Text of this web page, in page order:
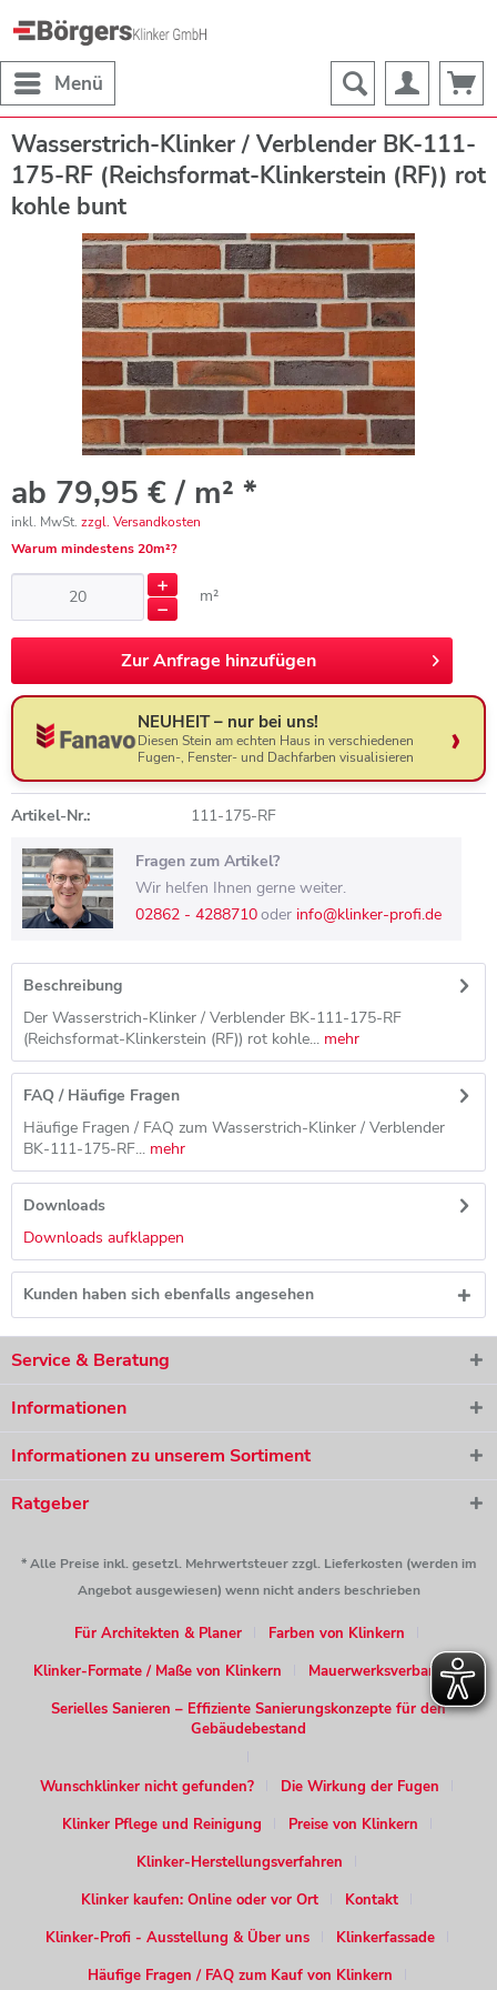
Menü
Wasserstrich-Klinker / Verblender BK-111-
175-RF (Reichsformat-Klinkerstein (RF)) rot
kohle bunt
ab 79,95 € / m² *
inkl. MwSt. zzgl. Versandkosten
Warum mindestens 20m²?
m²
ZurAnfrage hinzufügen
NEUHEIT – nur bei uns!
Diesen Stein am echten Haus in verschiedenen
Fugen-, Fenster- und Dachfarben visualisieren
Artikel-Nr.: 111-175-RF
Fragen zum Artikel?
Wir helfen Ihnen gerne weiter.
02862 - 4288710oder info@klinker-profi.de
Beschreibung
Der Wasserstrich-Klinker / Verblender BK-111-175-RF
(Reichsformat-Klinkerstein (RF)) rot kohle... mehr
FAQ / Häufige Fragen
Häufige Fragen / FAQ zum Wasserstrich-Klinker / Verblender
BK-111-175-RF... mehr
Downloads
Downloads aufklappen
Kunden haben sich ebenfalls angesehen
Service & Beratung
Informationen
Informationen zu unserem Sortiment
Ratgeber
* Alle Preise inkl. gesetzl. Mehrwertsteuer zzgl. Lieferkosten (werden im
Angebot ausgewiesen) wenn nicht anders beschrieben
Für Architekten & Planer
Farben von Klinkern
Klinker-Formate / Maße von Klinkern
Mauerwerksverband
Serielles Sanieren – Effiziente Sanierungskonzepte für den
Gebäudebestand
Wunschklinker nicht gefunden?
Die Wirkung der Fugen
Klinker Pflege und Reinigung
Preise von Klinkern
Klinker-Herstellungsverfahren
Klinker kaufen: Online oder vor Ort
Kontakt
Klinker-Profi - Ausstellung & Über uns
Klinkerfassade
Häufige Fragen / FAQ zum Kauf von Klinkern